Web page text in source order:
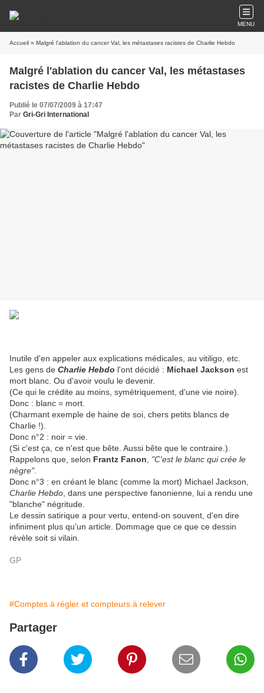
MENU
Accueil » Malgré l'ablation du cancer Val, les métastases racistes de Charlie Hebdo
Malgré l'ablation du cancer Val, les métastases
racistes de Charlie Hebdo
Publié le 07/07/2009 à 17:47
Par Gri-Gri International
Inutile d'en appeler aux explications médicales, au vitiligo, etc.
Les gens de Charlie Hebdo l'ont décidé : Michael Jackson est
mort blanc. Ou d'avoir voulu le devenir.
(Ce qui le crédite au moins, symétriquement, d'une vie noire).
Donc : blanc = mort.
(Charmant exemple de haine de soi, chers petits blancs de
Charlie !).
Donc n°2 : noir = vie.
(Si c'est ça, ce n'est que bête. Aussi bête que le contraire.).
Rappelons que, selon Frantz Fanon
"C'est le blanc qui crée le
nègre".
Donc n°3 : en créant le blanc (comme la mort) Michael Jackson,
Charlie Hebdo , dans une perspective fanonienne, lui a rendu une
"blanche" négritude.
Le dessin satirique a pour vertu, entend-on souvent, d'en dire
infiniment plus qu'un article. Dommage que ce que ce dessin
révèle soit si vilain.
GP
#Comptes à régler et compteurs à relever
Partager